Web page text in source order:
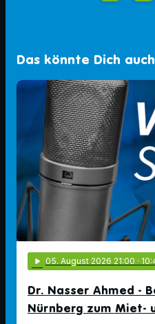
Das könnte Dich
play_arrow 05. August 2026 21:00 ·
Dr. Nasser Ahmed -
Nürnberg zum Miet-